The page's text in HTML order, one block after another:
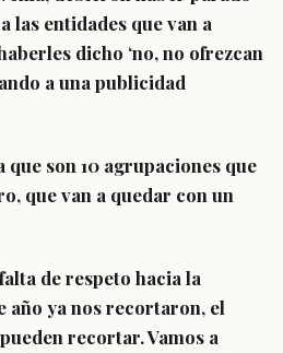
las entidades que van a
dicho ‘no, no ofrezcan
a una publicidad
son 10 agrupaciones que
que van a quedar con un
de respeto hacia la
año ya nos recortaron, el
recortar. Vamos a